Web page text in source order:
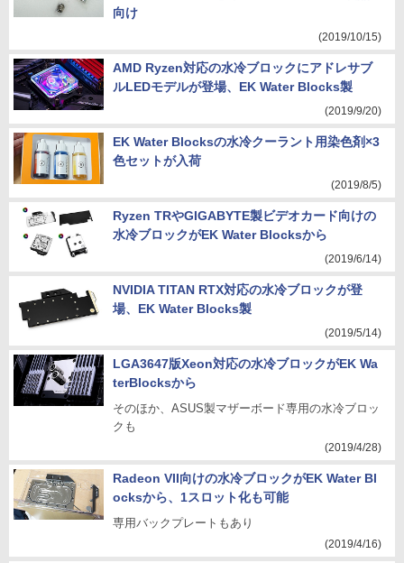
向け
(2019/10/15)
AMD Ryzen対応の水冷ブロックにアドレサブ
ルLEDモデルが登場、EK Water Blocks製
(2019/9/20)
EK Water Blocksの水冷クーラント用染色剤×3
色セットが入荷
(2019/8/5)
Ryzen TRやGIGABYTE製ビデオカード向けの
水冷ブロックがEK Water Blocksから
(2019/6/14)
NVIDIA TITAN RTX対応の水冷ブロックが登
場、EK Water Blocks製
(2019/5/14)
LGA3647版Xeon対応の水冷ブロックがEK Wa
terBlocksから
そのほか、ASUS製マザーボード専用の水冷ブロッ
クも
(2019/4/28)
Radeon VII向けの水冷ブロックがEK Water Bl
ocksから、1スロット化も可能
専用バックプレートもあり
(2019/4/16)